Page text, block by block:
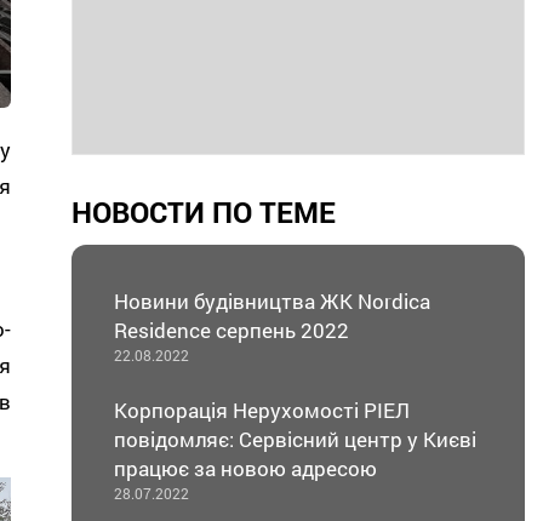
НОВОСТИ ПО ТЕМЕ
Новини будівництва ЖК Nordica
Residence серпень 2022
22.08.2022
Корпорація Нерухомості РІЕЛ
повідомляє: Сервісний центр у Києві
працює за новою адресою
28.07.2022